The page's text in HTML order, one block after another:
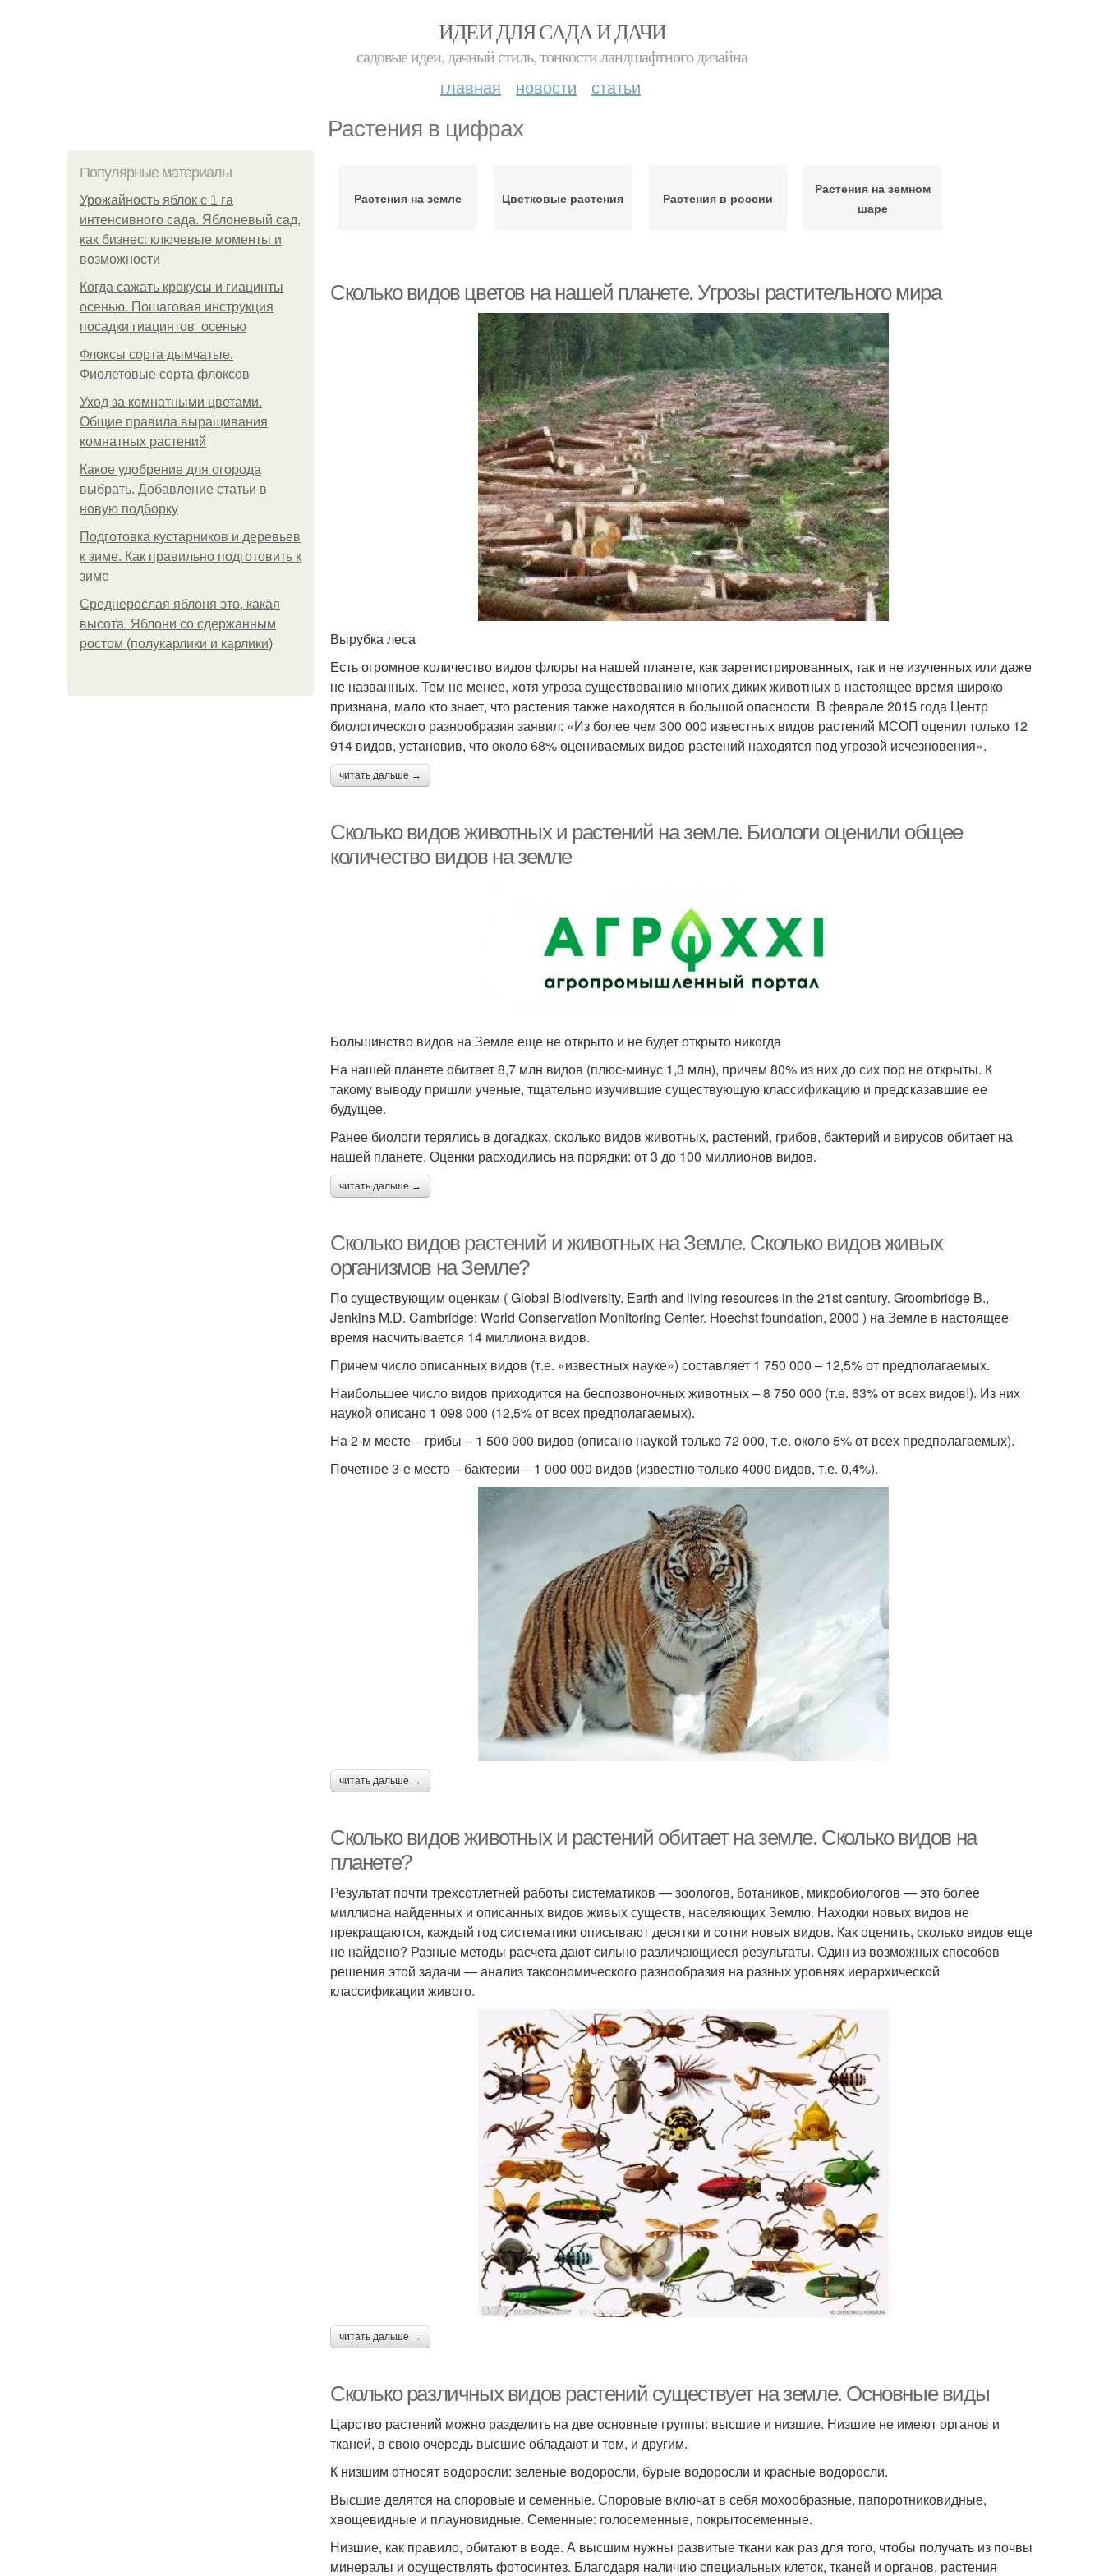
ИДЕИ ДЛЯ САДА И ДАЧИ
садовые идеи, дачный стиль, тонкости ландшафтного дизайна
главная новости статьи
Растения в цифрах
Популярные материалы
Урожайность яблок с 1 га
интенсивного сада. Яблоневый сад,
как бизнес: ключевые моменты и
возможности
Когда сажать крокусы и гиацинты
осенью. Пошаговая инструкция
посадки гиацинтов осенью
Флоксы сорта дымчатые.
Фиолетовые сорта флоксов
Уход за комнатными цветами.
Общие правила выращивания
комнатных растений
Какое удобрение для огорода
выбрать. Добавление статьи в
новую подборку
Подготовка кустарников и деревьев
к зиме. Как правильно подготовить к
зиме
Среднерослая яблоня это, какая
высота. Яблони со сдержанным
ростом (полукарлики и карлики)
Растения на земле Цветковые растения Растения в россии
Растения на земном
шаре
Сколько видов цветов на нашей планете. Угрозы растительного мира
Вырубка леса
Есть огромное количество видов флоры на нашей планете, как зарегистрированных, так и не изученных или даже
не названных. Тем не менее, хотя угроза существованию многих диких животных в настоящее время широко
признана, мало кто знает, что растения также находятся в большой опасности. В феврале 2015 года Центр
биологического разнообразия заявил: «Из более чем 300 000 известных видов растений МСОП оценил только 12
914 видов, установив, что около 68% оцениваемых видов растений находятся под угрозой исчезновения».
читать дальше →
Сколько видов животных и растений на земле. Биологи оценили общее
количество видов на земле
Большинство видов на Земле еще не открыто и не будет открыто никогда
На нашей планете обитает 8,7 млн видов (плюс-минус 1,3 млн), причем 80% из них до сих пор не открыты. К
такому выводу пришли ученые, тщательно изучившие существующую классификацию и предсказавшие ее
будущее.
Ранее биологи терялись в догадках, сколько видов животных, растений, грибов, бактерий и вирусов обитает на
нашей планете. Оценки расходились на порядки: от 3 до 100 миллионов видов.
читать дальше →
Сколько видов растений и животных на Земле. Сколько видов живых
организмов на Земле?
По существующим оценкам ( Global Biodiversity. Earth and living resources in the 21st century. Groombridge B.,
Jenkins M.D. Cambridge: World Conservation Monitoring Center. Hoechst foundation, 2000 ) на Земле в настоящее
время насчитывается 14 миллиона видов.
Причем число описанных видов (т.е. «известных науке») составляет 1 750 000 – 12,5% от предполагаемых.
Наибольшее число видов приходится на беспозвоночных животных – 8 750 000 (т.е. 63% от всех видов!). Из них
наукой описано 1 098 000 (12,5% от всех предполагаемых).
На 2-м месте – грибы – 1 500 000 видов (описано наукой только 72 000, т.е. около 5% от всех предполагаемых).
Почетное 3-е место – бактерии – 1 000 000 видов (известно только 4000 видов, т.е. 0,4%).
читать дальше →
Сколько видов животных и растений обитает на земле. Сколько видов на
планете?
Результат почти трехсотлетней работы систематиков — зоологов, ботаников, микробиологов — это более
миллиона найденных и описанных видов живых существ, населяющих Землю. Находки новых видов не
прекращаются, каждый год систематики описывают десятки и сотни новых видов. Как оценить, сколько видов еще
не найдено? Разные методы расчета дают сильно различающиеся результаты. Один из возможных способов
решения этой задачи — анализ таксономического разнообразия на разных уровнях иерархической
классификации живого.
читать дальше →
Сколько различных видов растений существует на земле. Основные виды
Царство растений можно разделить на две основные группы: высшие и низшие. Низшие не имеют органов и
тканей, в свою очередь высшие обладают и тем, и другим.
К низшим относят водоросли: зеленые водоросли, бурые водоросли и красные водоросли.
Высшие делятся на споровые и семенные. Споровые включат в себя мохообразные, папоротниковидные,
хвощевидные и плауновидные. Семенные: голосеменные, покрытосеменные.
Низшие, как правило, обитают в воде. А высшим нужны развитые ткани как раз для того, чтобы получать из почвы
минералы и осуществлять фотосинтез. Благодаря наличию специальных клеток, тканей и органов, растения